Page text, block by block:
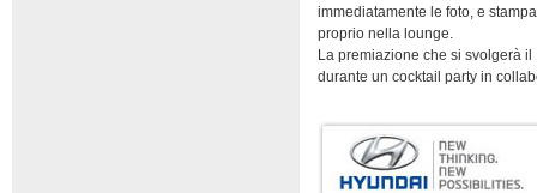
immediatamente le foto, e
proprio nella lounge.
La premiazione che si svolgerà
durante un cocktail party in